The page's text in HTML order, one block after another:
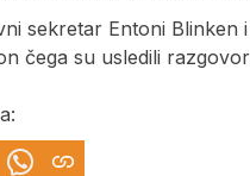
sekretar Entoni Blinken
čega su usledili